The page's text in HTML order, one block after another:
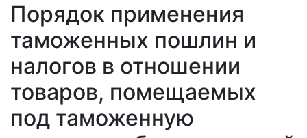
Порядок применения
таможенных пошлин и
налогов в отношении
товаров, помещаемых
под таможенную